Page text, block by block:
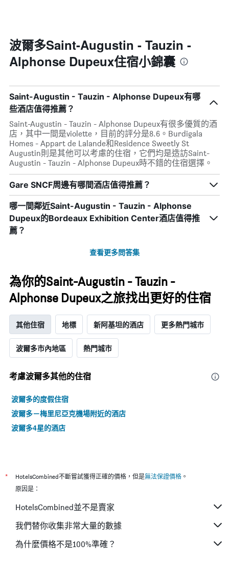
此
圖
表
1
條
Y
軸，
顯
示
平
均
價
房
間
平
均
格
此
圖
具
有
1
條
X
軸，
顯
示
一
週
中
的
圖
表
具
有
條
Y
軸，
顯
示
房
間
平
均
價
格
波爾多Saint-Augustin - Tauzin -
Alphonse Dupeux住宿小錦囊
Saint-Augustin - Tauzin - Alphonse Dupeux有哪
些酒店值得推薦？
Saint-Augustin - Tauzin - Alphonse Dupeux有很多優質的酒
店，其中一間是violette，目前的評分是8.6。Burdigala
Homes - Appart de Lalande和Residence Sweetly St
Augustin則是其他可以考慮的住宿，它們均是造訪Saint-
Augustin - Tauzin - Alphonse Dupeux時不錯的住宿選擇。
Gare SNCF周邊有哪間酒店值得推薦？
哪一間鄰近Saint-Augustin - Tauzin - Alphonse
Dupeux的Bordeaux Exhibition Center酒店值得推
薦？
查看更多問答集
為你的Saint-Augustin - Tauzin -
Alphonse Dupeux之旅找出更好的住宿
其他住宿 地標 新阿基坦的酒店 更多熱門城市
波爾多市內地區 熱門城市
考慮波爾多​其他的住宿
波爾多的度假住宿
波爾多－梅里尼亞克機場附近的酒店
波爾多4星的酒店
* HotelsCombined不斷嘗試獲得正確的價格，但是無法保證價格 。
原因是：
HotelsCombined並不是賣家
我們替你收集非常大量的數據
為什麼價格不是100%準確？